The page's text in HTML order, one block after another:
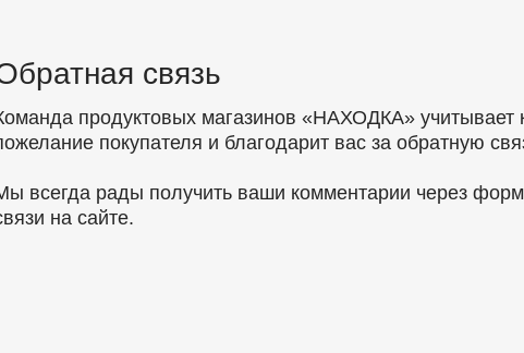
связь
продуктовых магазинов «НАХОДКА» учитывает
покупателя и благодарит вас за обратную
всегда рады получить ваши комментарии через
на сайте.